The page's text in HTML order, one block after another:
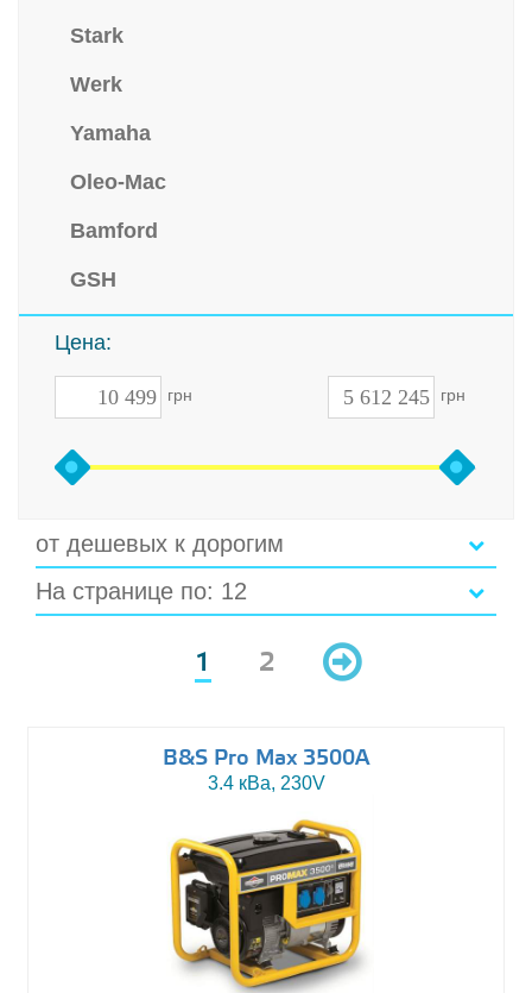
Stark
Werk
Yamaha
Oleo-Mac
Bamford
GSH
Цена:
грн грн
от дешевых к дорогим
На странице по: 12
1 2
B&S Pro Max 3500A
3.4 кВа, 230V